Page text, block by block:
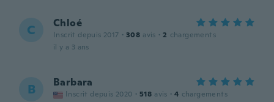
C Chloé
Inscrit depuis 2017 · 308 avis · 2 chargements
il y a 3 ans
B Barbara
Inscrit depuis 2020 · 518 avis · 4 chargements